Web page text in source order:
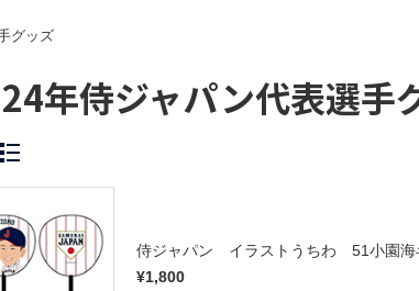
グッズ
年侍ジャパン代表選手
侍ジャパン イラストうちわ 51小園海
¥1,800